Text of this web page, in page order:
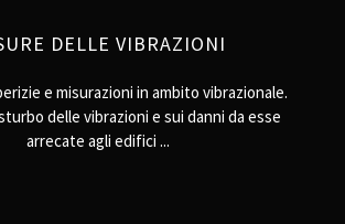
DELLE VIBRAZIONI
e misurazioni in ambito vibrazionale.
delle vibrazioni e sui danni da esse
arrecate agli edifici ...